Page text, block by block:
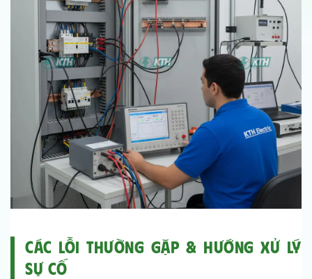
Các Lỗi Thường Gặp & Hướng Xử Lý
Sự Cố